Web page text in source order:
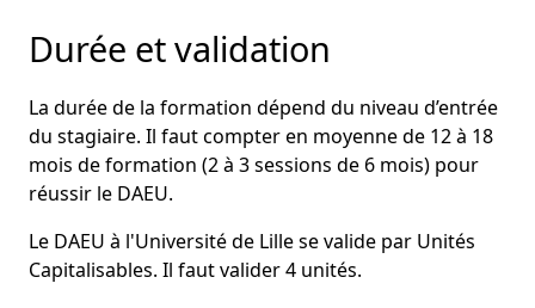
Durée et validation
La durée de la formation dépend du niveau d’entrée
du stagiaire. Il faut compter en moyenne de 12 à 18
mois de formation (2 à 3 sessions de 6 mois) pour
réussir le DAEU.
Le DAEU à l'Université de Lille se valide par Unités
Capitalisables. Il faut valider 4 unités.